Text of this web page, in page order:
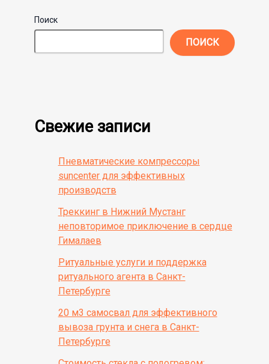
Поиск
ПОИСК
Свежие записи
Пневматические компрессоры
suncenter для эффективных
производств
Треккинг в Нижний Мустанг
неповторимое приключение в сердце
Гималаев
Ритуальные услуги и поддержка
ритуального агента в Санкт-
Петербурге
20 м3 самосвал для эффективного
вывоза грунта и снега в Санкт-
Петербурге